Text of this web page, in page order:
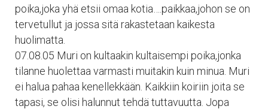
poika,joka yhä etsii omaa kotia….paikkaa,johon se on
tervetullut ja jossa sitä rakastetaan kaikesta
huolimatta.
07.08.05 Muri on kultaakin kultaisempi poika,jonka
tilanne huolettaa varmasti muitakin kuin minua. Muri
ei halua pahaa kenellekkään. Kaikkiin koiriin joita se
tapasi, se olisi halunnut tehdä tuttavuutta. Jopa